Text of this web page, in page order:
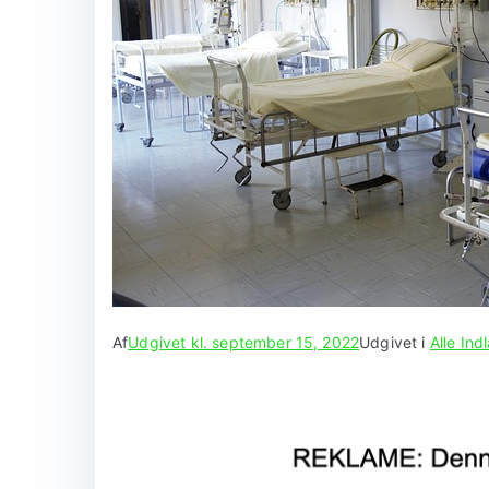
AfUdgivet kl. september 15, 2022Udgivet i Alle